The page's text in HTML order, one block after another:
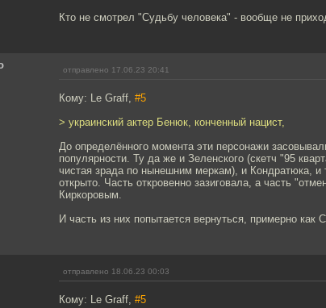
Кто не смотрел "Судьбу человека" - вообще не
отправлено 17.06.23 20:41
Кому: Le Graff, #5
> украинский актер Бенюк, конченный нацист,
До определённого момента эти персонажи
популярности. Ту да же и Зеленского (скетч "95
чистая зрада по нынешним меркам), и Кондратюка,
открыто. Часть откровенно зазиговала, а часть
Киркоровым.
И часть из них попытается вернуться, примерно как
отправлено 18.06.23 00:03
Кому: Le Graff, #5